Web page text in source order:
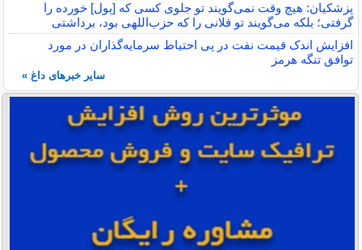
پزشکیان: هیچ وقت نمی‌گویند تو جلوی کسی که [پول] خورده را
گرفتی؛ بلکه می‌گویند تو فلانی را که حزب‌اللهی بود، برداشتی
افزایش اندک قیمت نفت در پی احتیاط سرمایه‌گذاران در مورد
توافق تنگه هرمز
سایر خبرهای داغ »